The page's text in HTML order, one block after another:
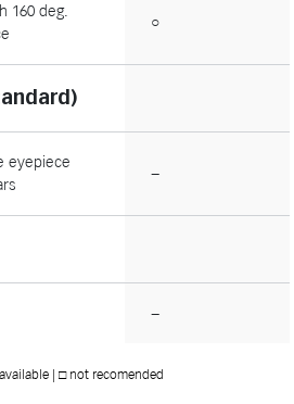
160 deg.
○
eyepiece
−
−
| □ not recomended